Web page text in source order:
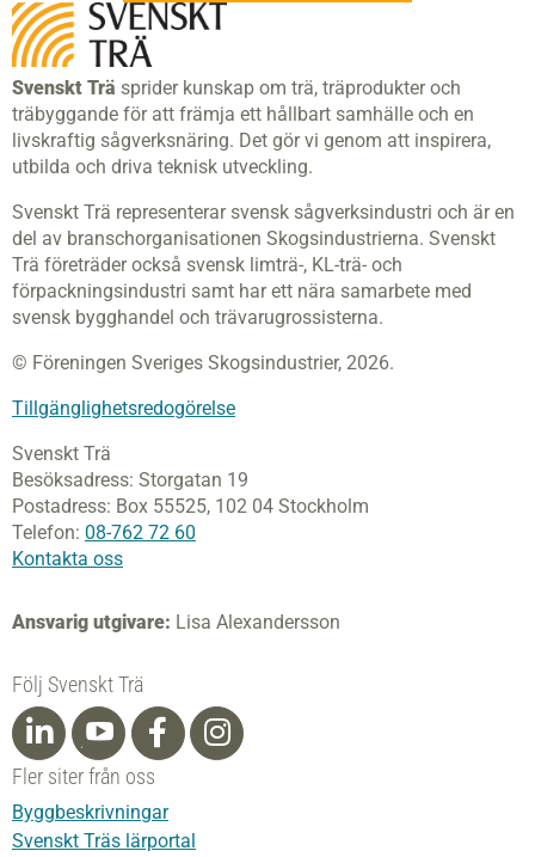
Svenskt Trä sprider kunskap om trä, träprodukter och
träbyggande för att främja ett hållbart samhälle och en
livskraftig sågverksnäring. Det gör vi genom att inspirera,
utbilda och driva teknisk utveckling.
Svenskt Trä representerar svensk sågverksindustri och är en
del av branschorganisationen Skogsindustrierna. Svenskt
Trä företräder också svensk limträ-, KL-trä- och
förpackningsindustri samt har ett nära samarbete med
svensk bygghandel och trävarugrossisterna.
© Föreningen Sveriges Skogsindustrier, 2026.
Tillgänglighetsredogörelse
Svenskt Trä
Besöksadress: Storgatan 19
Postadress: Box 55525, 102 04 Stockholm
Telefon: 08-762 72 60
Kontakta oss
Ansvarig utgivare: Lisa Alexandersson
Följ Svenskt Trä
Fler siter från oss
Byggbeskrivningar
Svenskt Träs lärportal